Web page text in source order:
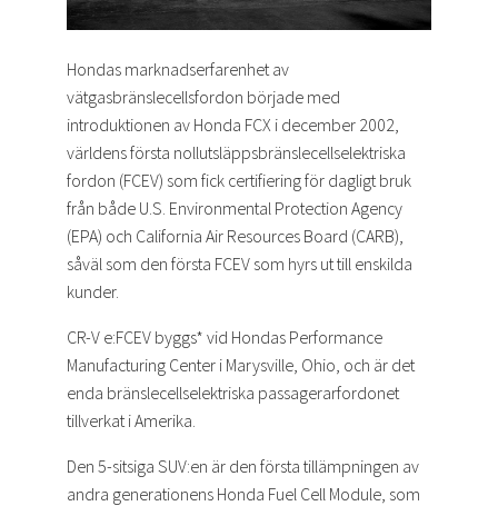
Hondas marknadserfarenhet av
vätgasbränslecellsfordon började med
introduktionen av Honda FCX i december 2002,
världens första nollutsläppsbränslecellselektriska
fordon (FCEV) som fick certifiering för dagligt bruk
från både U.S. Environmental Protection Agency
(EPA) och California Air Resources Board (CARB),
såväl som den första FCEV som hyrs ut till enskilda
kunder.
CR-V e:FCEV byggs* vid Hondas Performance
Manufacturing Center i Marysville, Ohio, och är det
enda bränslecellselektriska passagerarfordonet
tillverkat i Amerika.
Den 5-sitsiga SUV:en är den första tillämpningen av
andra generationens Honda Fuel Cell Module, som